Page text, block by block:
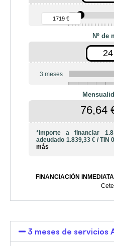
90 €
1719 €
Nº de
3 meses
76,64
*Importe a financiar
adeudado 1.839,33 €/TIN
más
FINANCIACIÓN INMEDIATA
3 meses de servicios